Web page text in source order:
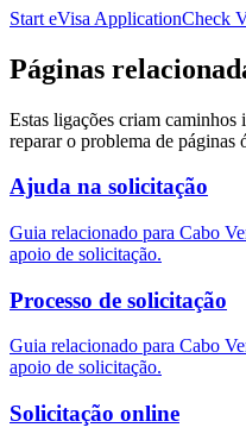
Start eVisa ApplicationCheck
Páginas
Estas ligações criam caminhos
reparar o problema de páginas
Ajuda na solicitação
Guia relacionado para Cabo
apoio de solicitação.
Processo de solicitação
Guia relacionado para Cabo
apoio de solicitação.
Solicitação online